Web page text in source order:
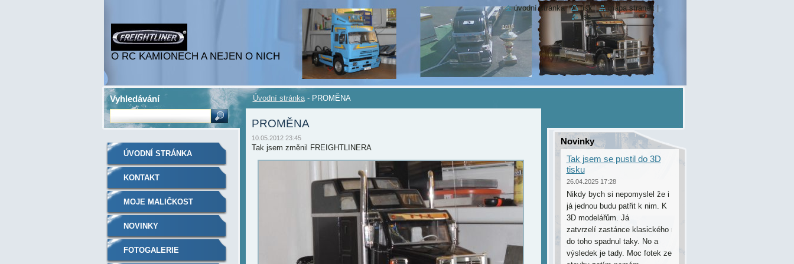
O RC KAMIONECH A NEJEN O NICH
Úvodní stránka - PROMĚNA
PROMĚNA
10.05.2012 23:45
Tak jsem změnil FREIGHTLINERA
ÚVODNÍ STRÁNKA
KONTAKT
MOJE MALIČKOST
NOVINKY
FOTOGALERIE
Novinky
Tak jsem se pustil do 3D
tisku
26.04.2025 17:28
Nikdy bych si nepomyslel že i
já jednou budu patřit k nim. K
3D modelářům. Já
zatvrzelí zastánce klasického modelaření jsem
do toho spadnul taky. No a
výsledek je tady. Moc fotek ze
Vyhledávání
úvodní stránka | tisk | mapa stránek
rss